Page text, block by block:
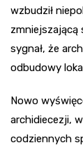
wzbudził
zmniejszającą
sygnał, że
odbudowy
Nowo
archidiecezji,
codziennych